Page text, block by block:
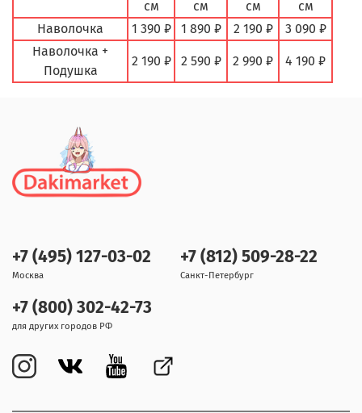
см
см
см
см
Наволочка
1 390 ₽ 1 890 ₽ 2 190 ₽
3 090 ₽
Наволочка +
Подушка
2 190 ₽ 2 590 ₽ 2 990 ₽ 4 190 ₽
+7 (495) 127-03-02
Москва
+7 (812) 509-28-22
Санкт-Петербург
+7 (800) 302-42-73
для других городов РФ